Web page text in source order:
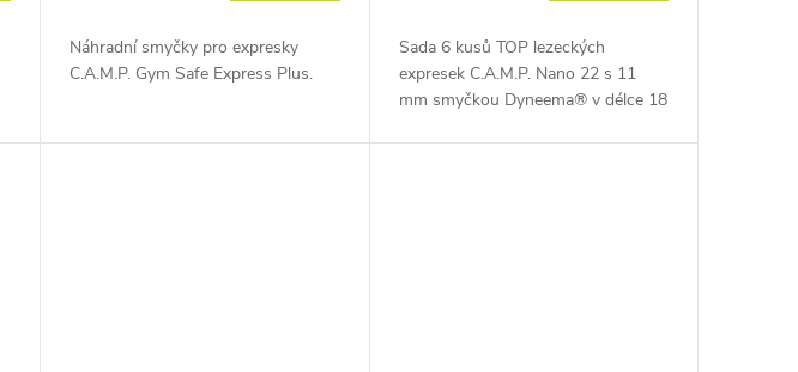
Náhradní smyčky pro expresky
C.A.M.P. Gym Safe Express Plus.
Sada 6 kusů TOP lezeckých
expresek C.A.M.P. Nano 22 s 11
mm smyčkou Dyneema® v délce 18